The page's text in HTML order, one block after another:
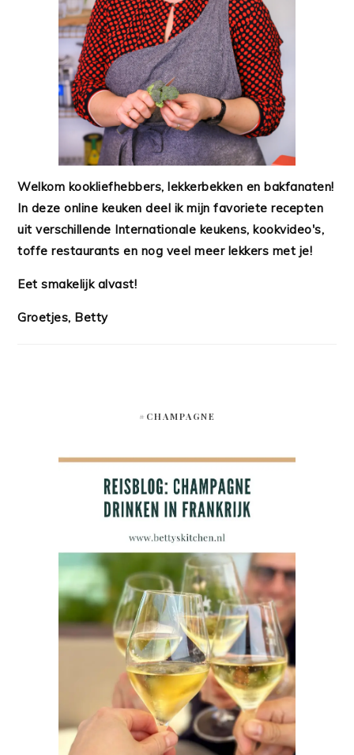
Welkom kookliefhebbers, lekkerbekken en bakfanaten!
In deze online keuken deel ik mijn favoriete recepten
uit verschillende Internationale keukens, kookvideo's,
toffe restaurants en nog veel meer lekkers met je!
Eet smakelijk alvast!
Groetjes, Betty
#CHAMPAGNE